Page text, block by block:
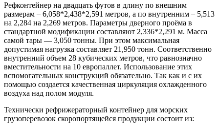
Рефконтейнер на двадцать футов в длину по внешним
размерам – 6,058*2,438*2,591 метров, а по внутренним – 5,513
на 2,284 на 2,269 метров. Параметры дверного проёма в
стандартной модификации составляют 2,336*2,291 м. Масса
самой тары — 3,050 тонны. При этом максимальная
допустимая нагрузка составляет 21,950 тонн. Соответственно
внутренний объем 28 кубических метров, что равнозначно
вместительности на 10 европаллет. Использование этих
вспомогательных конструкций обязательно. Так как и с их
помощью создается качественная циркуляция охлажденного
воздуха над полом модуля.
Технически рефрижераторный контейнер для морских
грузоперевозок скоропортящейся продукции состоит из: